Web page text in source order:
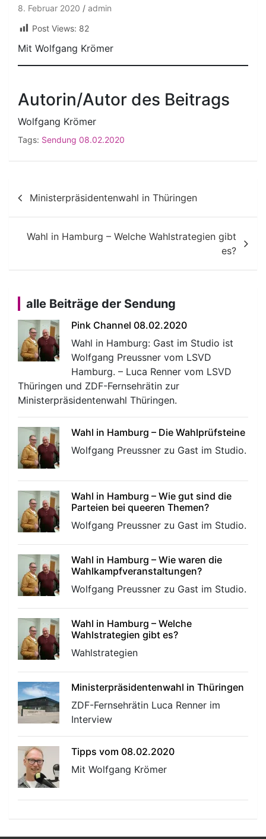
8. Februar 2020
admin
Post Views: 82
Mit Wolfgang Krömer
Autorin/Autor des Beitrags
Wolfgang Krömer
Tags: Sendung 08.02.2020
Beitragsnavigation
Ministerpräsidentenwahl in Thüringen
Wahl in Hamburg – Welche Wahlstrategien gibt
es?
alle Beiträge der Sendung
Pink Channel 08.02.2020
Wahl in Hamburg: Gast im Studio ist
Wolfgang Preussner vom LSVD
Hamburg. – Luca Renner vom LSVD
Thüringen und ZDF-Fernsehrätin zur
Ministerpräsidentenwahl Thüringen.
Wahl in Hamburg – Die Wahlprüfsteine
Wolfgang Preussner zu Gast im Studio.
Wahl in Hamburg – Wie gut sind die
Parteien bei queeren Themen?
Wolfgang Preussner zu Gast im Studio.
Wahl in Hamburg – Wie waren die
Wahlkampfveranstaltungen?
Wolfgang Preussner zu Gast im Studio.
Wahl in Hamburg – Welche
Wahlstrategien gibt es?
Wahlstrategien
Ministerpräsidentenwahl in Thüringen
ZDF-Fernsehrätin Luca Renner im
Interview
Tipps vom 08.02.2020
Mit Wolfgang Krömer